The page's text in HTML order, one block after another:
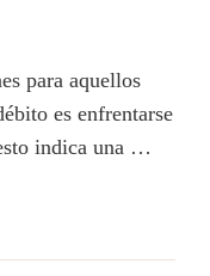
para aquellos
es enfrentarse
indica una …